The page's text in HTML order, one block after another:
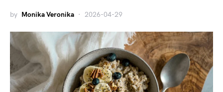
by Monika Veronika 2026-04-29